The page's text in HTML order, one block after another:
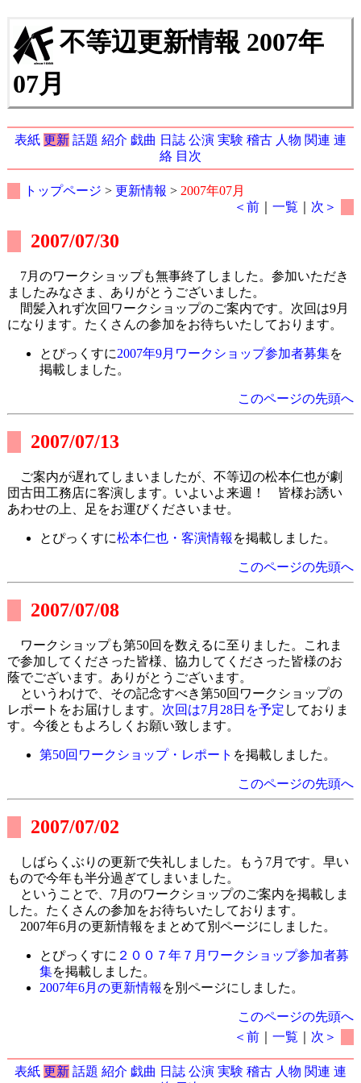
不等辺更新情報 2007年
07月
表紙 更新 話題 紹介 戯曲 日誌 公演 実験 稽古 人物 関連 連
絡 目次
トップページ > 更新情報 > 2007年07月
＜前 ｜一覧 次＞
2007/07/30
7月のワークショップも無事終了しました。参加いただき
ましたみなさま、ありがとうございました。
間髪入れず次回ワークショップのご案内です。次回は9月
になります。たくさんの参加をお待ちいたしております。
とぴっくすに2007年9月ワークショップ参加者募集を
掲載しました。
このページの先頭へ
2007/07/13
ご案内が遅れてしまいましたが、不等辺の松本仁也が劇
団古田工務店に客演します。いよいよ来週！ 皆様お誘い
あわせの上、足をお運びくださいませ。
とぴっくすに松本仁也・客演情報 を掲載しました。
このページの先頭へ
2007/07/08
ワークショップも第50回を数えるに至りました。これま
で参加してくださった皆様、協力してくださった皆様のお
蔭でございます。ありがとうございます。
というわけで、その記念すべき第50回ワークショップの
レポートをお届けします。 次回は7月28日を予定 しておりま
す。今後ともよろしくお願い致します。
第50回ワークショップ・レポート を掲載しました。
このページの先頭へ
2007/07/02
しばらくぶりの更新で失礼しました。もう7月です。早い
もので今年も半分過ぎてしまいました。
ということで、7月のワークショップのご案内を掲載しま
した。たくさんの参加をお待ちいたしております。
2007年6月の更新情報をまとめて別ページにしました。
とぴっくすに ２００７年７月ワークショップ参加者募
集を掲載しました。
2007年6月の更新情報 を別ページにしました。
このページの先頭へ
＜前 ｜一覧 次＞
表紙 更新 話題 紹介 戯曲 日誌 公演 実験 稽古 人物 関連 連